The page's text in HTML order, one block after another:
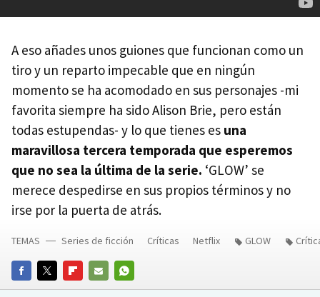
A eso añades unos guiones que funcionan como un
tiro y un reparto impecable que en ningún
momento se ha acomodado en sus personajes -mi
favorita siempre ha sido Alison Brie, pero están
todas estupendas- y lo que tienes es una
maravillosa tercera temporada que esperemos
que no sea la última de la serie. ‘GLOW’ se
merece despedirse en sus propios términos y no
irse por la puerta de atrás.
FACEBOOKTWITTERFLIPBOARD
E-
WHATSAPP
TEMAS Series de ficción Críticas Netflix GLOW